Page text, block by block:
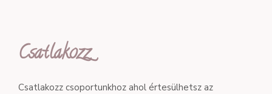
Csatlakozz
Csatlakozz csoportunkhoz ahol értesülhetsz az